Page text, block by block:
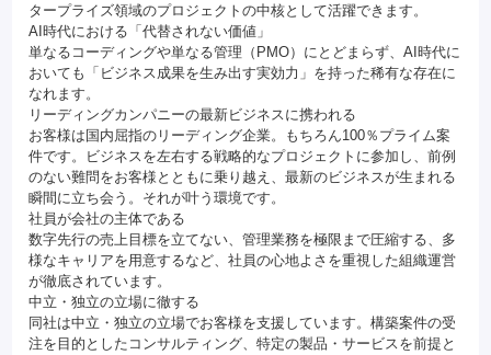
タープライズ領域のプロジェクトの中核として活躍できます。
AI時代における「代替されない価値」
単なるコーディングや単なる管理（PMO）にとどまらず、AI時代に
おいても「ビジネス成果を生み出す実効力」を持った稀有な存在に
なれます。
リーディングカンパニーの最新ビジネスに携われる
お客様は国内屈指のリーディング企業。もちろん100％プライム案
件です。ビジネスを左右する戦略的なプロジェクトに参加し、前例
のない難問をお客様とともに乗り越え、最新のビジネスが生まれる
瞬間に立ち会う。それが叶う環境です。
社員が会社の主体である
数字先行の売上目標を立てない、管理業務を極限まで圧縮する、多
様なキャリアを用意するなど、社員の心地よさを重視した組織運営
が徹底されています。
中立・独立の立場に徹する
同社は中立・独立の立場でお客様を支援しています。構築案件の受
注を目的としたコンサルティング、特定の製品・サービスを前提と